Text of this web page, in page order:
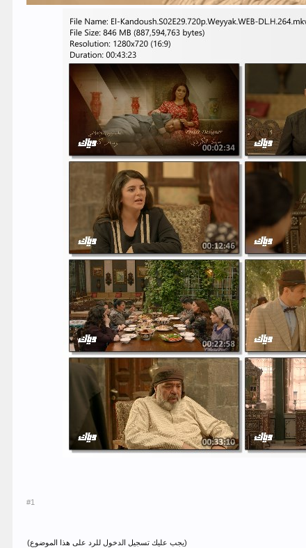
#1
(يجب عليك تسجيل الدخول للرد على هذا الموضوع)